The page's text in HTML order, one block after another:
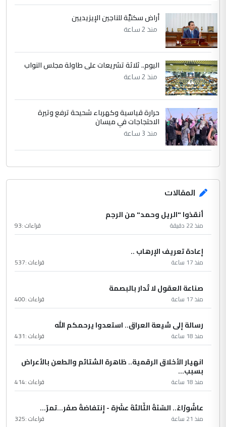
أراض سكنيَّة للناجين الإيزيديين
منذ 2 ساعة
اليوم.. ثلاثة تشريعات على طاولة مجلس النواب
منذ 2 ساعة
حرارة قياسية وكهرباء شحيحة ترفع وتيرة
الاحتجاجات في ميسان
منذ 3 ساعة
المقالات
أنقذوا "الريل وحمد" من الرجم
منذ 22 دقيقة قراءات :93
إعادة تعريف الإرهاب ..
منذ 17 ساعة قراءات :537
صناعة العقول لا تُدار بالبصمة
منذ 17 ساعة قراءات :400
رسالة إلى شيعة العراق.. استعدوا يرحمكم الله
منذ 18 ساعة قراءات :431
انهيار الأخلاق الرقمية.. ظاهرة الشتائم والطعن بالأعراض
بسبب...
منذ 18 ساعة قراءات :414
عاشُورْاءُ.. السّنَةُ الثّالثةَ عشَرَة - إِنتفاضةُ صفَر…تمرّ...
منذ 21 ساعة قراءات :325